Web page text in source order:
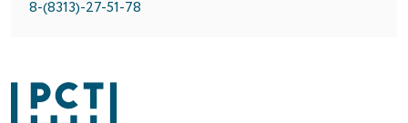
8-(8313)-27-51-78